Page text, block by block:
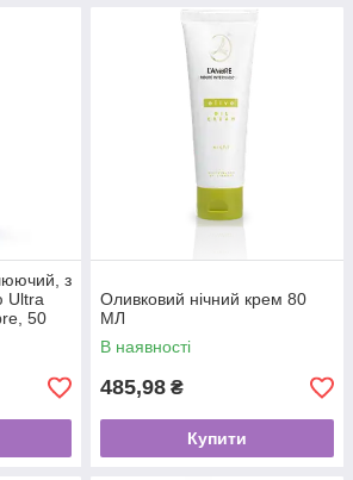
з
Ultra
50
Оливковий нічний крем 80
МЛ
В наявності
485,98 ₴
Купити